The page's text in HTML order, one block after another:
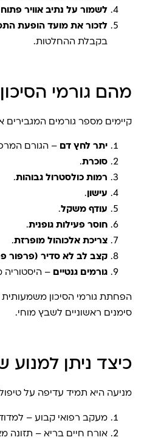
לשמור על נתיב אוויר פתוח
לזכור את מועד הופעת
בקבלת ההחלטות.
מהם גורמי
קיימים מספר גורמים המגבירים
יתר לחץ דם – הגורם
סוכרת.
רמות כולסטרול גבוהות.
עישון .
עודף משקל.
חוסר פעילות גופנית.
צריכת אלכוהול מופרזת.
קצב לב לא סדיר (פרפור
גורמים גנטיים –
הפחתת גורמי הסיכון
סימנים ראשוניים לשבץ מוחי.
כיצד ניתן למנוע
מניעה היא תמיד עדיפה על
מעקב רפואי קבוע –
אורח חיים בריא – תזונה